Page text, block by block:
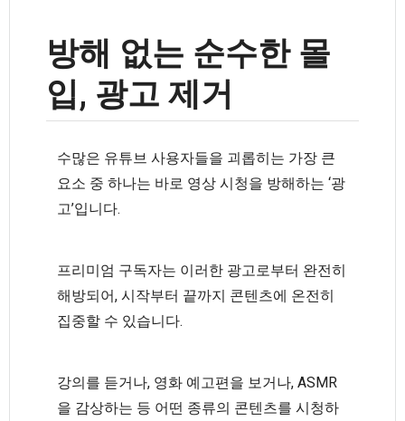
방해 없는 순수한 몰
입, 광고 제거
수많은 유튜브 사용자들을 괴롭히는 가장 큰
요소 중 하나는 바로 영상 시청을 방해하는 ‘광
고’입니다.
프리미엄 구독자는 이러한 광고로부터 완전히
해방되어, 시작부터 끝까지 콘텐츠에 온전히
집중할 수 있습니다.
강의를 듣거나, 영화 예고편을 보거나, ASMR
을 감상하는 등 어떤 종류의 콘텐츠를 시청하